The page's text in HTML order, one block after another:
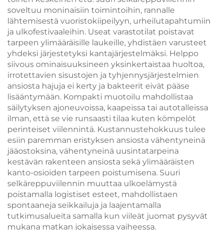
soveltuu moninaisiin toimintoihin, rannalle
lähtemisestä vuoristokiipeilyyn, urheilutapahtumiin
ja ulkofestivaaleihin. Useat varastotilat poistavat
tarpeen ylimääräisille laukeille, yhdistäen varusteet
yhdeksi järjestetyksi kantajärjestelmäksi. Helppo
siivous ominaisuuksineen yksinkertaistaa huoltoa,
irrotettavien sisustojen ja tyhjennysjärjestelmien
ansiosta hajuja ei kerty ja bakteerit eivät pääse
lisääntymään. Kompakti muotoilu mahdollistaa
säilytyksen ajoneuvoissa, kaapeissa tai autotalleissa
ilman, että se vie runsaasti tilaa kuten kömpelöt
perinteiset viilennintä. Kustannustehokkuus tulee
esiin paremman eristyksen ansiosta vähentyneinä
jääostoksina, vähentyneinä uusintatarpeina
kestävän rakenteen ansiosta sekä ylimääräisten
kanto-osioiden tarpeen poistumisena. Suuri
selkäreppuviilennin muuttaa ulkoelämystä
poistamalla logistiset esteet, mahdollistaen
spontaaneja seikkailuja ja laajentamalla
tutkimusalueita samalla kun viileät juomat pysyvät
mukana matkan jokaisessa vaiheessa.